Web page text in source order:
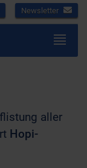
Newsletter
aller
Hopi-